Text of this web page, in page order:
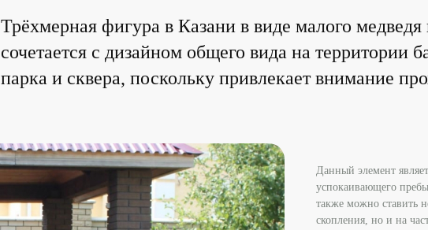
Трёхмерная фигура в Казани в виде малого медведя
сочетается с дизайном общего вида на территории
парка и сквера, поскольку привлекает внимание
Данный элемент
успокаивающего
также можно ставить
скопления, но и на